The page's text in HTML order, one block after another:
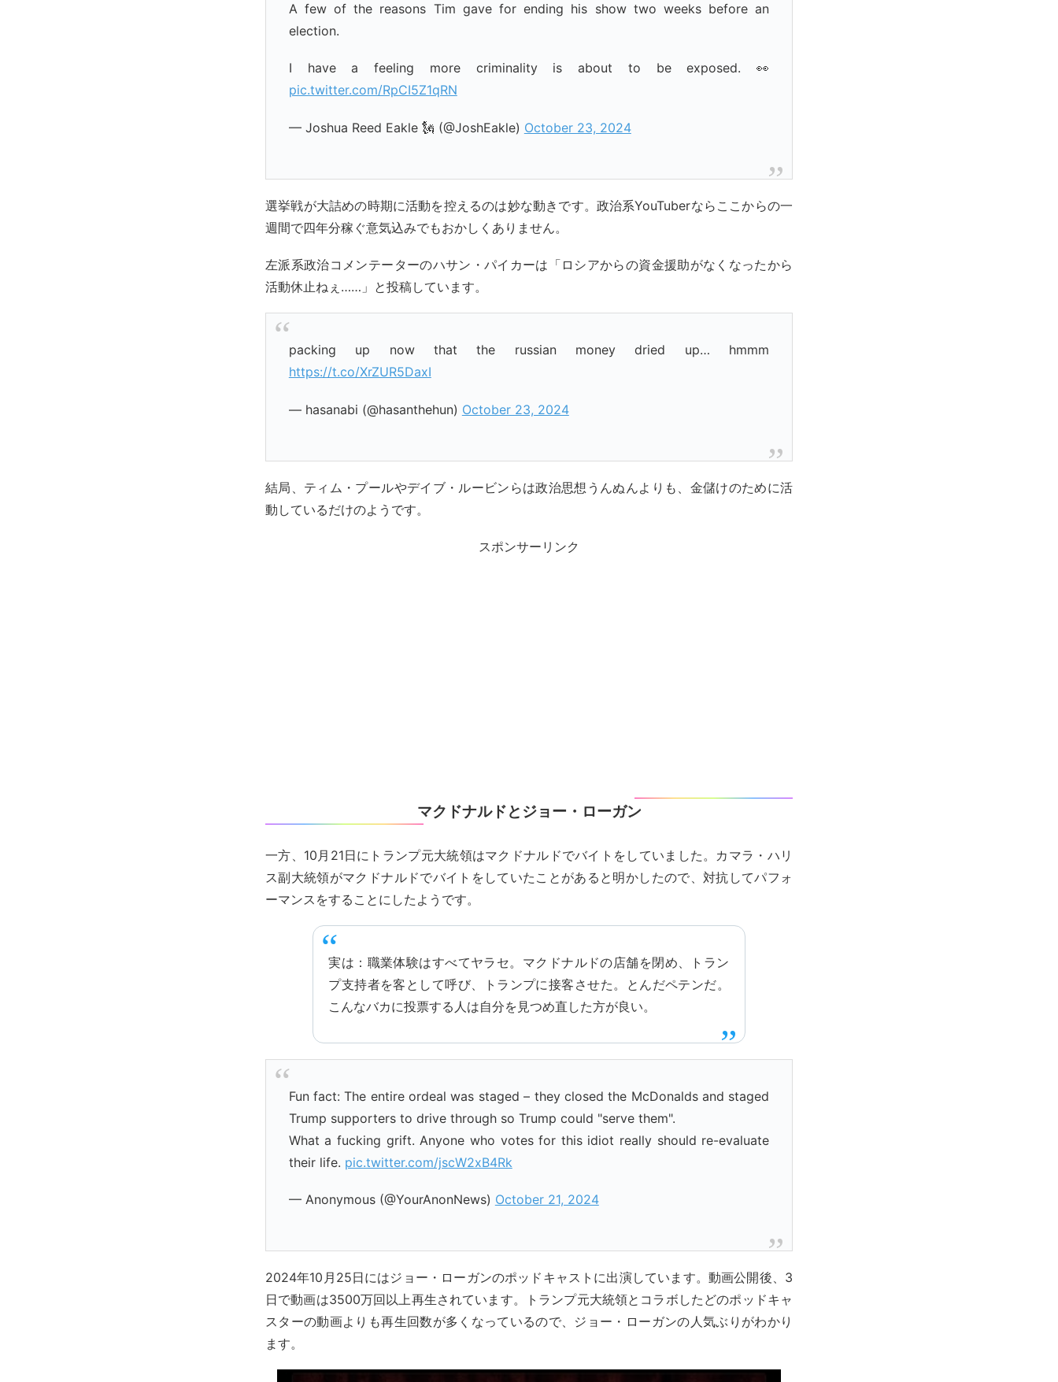
A few of the reasons Tim gave for ending his show two weeks before an
election.
I have a feeling more criminality is about to be exposed. 👀
pic.twitter.com/RpCI5Z1qRN
— Joshua Reed Eakle 🗽 (@JoshEakle) October 23, 2024
選挙戦が大詰めの時期に活動を控えるのは妙な動きです。政治系YouTuberならここからの一
週間で四年分稼ぐ意気込みでもおかしくありません。
左派系政治コメンテーターのハサン・パイカーは「ロシアからの資金援助がなくなったから
活動休止ねぇ……」と投稿しています。
packing up now that the russian money dried up… hmmm
https://t.co/XrZUR5DaxI
— hasanabi (@hasanthehun) October 23, 2024
結局、ティム・プールやデイブ・ルービンらは政治思想うんぬんよりも、金儲けのために活
動しているだけのようです。
スポンサーリンク
マクドナルドとジョー・ローガン
一方、10月21日にトランプ元大統領はマクドナルドでバイトをしていました。カマラ・ハリ
ス副大統領がマクドナルドでバイトをしていたことがあると明かしたので、対抗してパフォ
ーマンスをすることにしたようです。
実は：職業体験はすべてヤラセ。マクドナルドの店舗を閉め、トラン
プ支持者を客として呼び、トランプに接客させた。とんだペテンだ。
こんなバカに投票する人は自分を見つめ直した方が良い。
Fun fact: The entire ordeal was staged – they closed the McDonalds and staged
Trump supporters to drive through so Trump could "serve them".
What a fucking grift. Anyone who votes for this idiot really should re-evaluate
their life. pic.twitter.com/jscW2xB4Rk
— Anonymous (@YourAnonNews) October 21, 2024
2024年10月25日にはジョー・ローガンのポッドキャストに出演しています。動画公開後、3
日で動画は3500万回以上再生されています。トランプ元大統領とコラボしたどのポッドキャ
スターの動画よりも再生回数が多くなっているので、ジョー・ローガンの人気ぶりがわかり
ます。